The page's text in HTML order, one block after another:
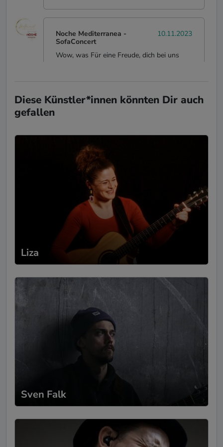
Noche Mediterranea -
SofaConcert
10.11.2023
Wow, was Für eine Freude, dich bei uns
SofaConcert
Ein sehr schöner Abend mit einer sehr
schönen Liedauswahl und einer
bezaubernden Stimme. Sehr zu empfehlen!
Ronny - Hochzeit
19.07.2023
Larkly war eine angenehme Person. Sehr
einfühlsam und hatte das perfekte Gefühl
auch für die Songauswahl. Einfach
überwältigend Ihre Stimme. Wir sind
Ronny und Nicole
Ines Linden-Kamuf
Auftaktveranstaltung
Larkly hat unsere Veranstaltungen mit ihrer
gefühlvollen und zarten Stimme bereichert
und dem Tag eine wunderschöne
Atmosphäre gegeben. Ganz, ganz toll!
Lieben Dank Larkly!
Ronny Wittig - Family Dinner
11.12.2022
Diese Künstler*innen könnten Dir auch
gefallen
Liza
Sven Falk